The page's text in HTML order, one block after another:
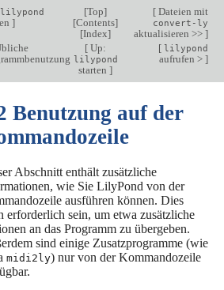
lilypond
]
[Top]
[Contents]
[Index]
[Dateien mit
convert-ly
aktualisieren >> ]
[ Up:
lilypond
starten]
[ lilypond
aufrufen > ]
Benutzung auf der
Abschnitt enthält zusätzliche
wie Sie LilyPond von der
ausführen können. Dies
erforderlich sein, um etwa zusätzliche
an das Programm zu übergeben.
sind einige Zusatzprogramme (wie
midi2ly) nur von der Kommandozeile